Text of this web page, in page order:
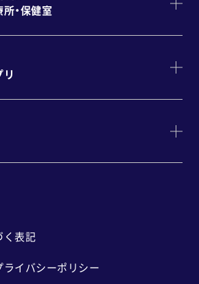
・保健室
リ
く表記
ライバシーポリシー